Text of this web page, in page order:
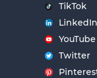
TikTok
LinkedIn
YouTube
Twitter